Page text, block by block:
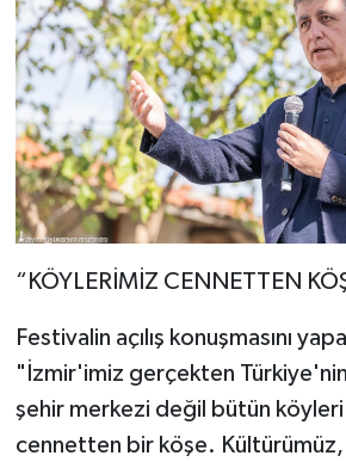
“KÖYLERİMİZ CENNETTEN
Festivalin açılış konuşmasını
"İzmir'imiz gerçekten
şehir merkezi değil bütün
cennetten bir köşe.